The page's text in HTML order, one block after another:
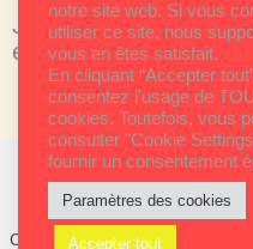
Je donne également
énergie.
Conditions
Copyright © 2026 Formation
notre site web. Si vous
utiliser ce site, nous
vous en êtes satisfait.
En cliquant “Accepter
consentez l'usage de
cookies. Toutefois, vous
consulter "Cookie
fournir un consentement
Paramètres des cookies
Accepter tout